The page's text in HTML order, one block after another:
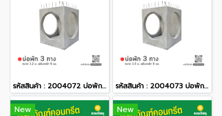
รหัสสินค้า : 2004072 บ่อพักคอนกรีต 3 ทาง ขนาด 1.2 ม. เสริมเหล็ก 9 มม. รหัสสินค้า : 2004073 บ่อพักคอนกรีต 3 ทาง ขนาด 1.5 ม. เสริมเหล็ก 9 มม.
New New